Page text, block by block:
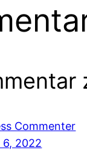
Commenter
2022